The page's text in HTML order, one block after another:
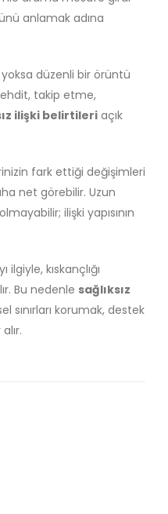
anlamak adına
yoksa düzenli bir örüntü
takip etme,
ilişki belirtileri açık
fark ettiği değişimleri
net görebilir. Uzun
ilişki yapısının
kıskançlığı
Bu nedenle sağlıksız
sınırları korumak, destek